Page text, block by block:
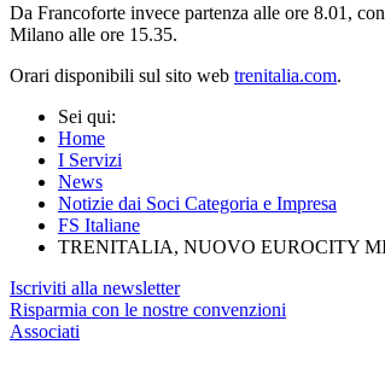
Da Francoforte invece partenza alle ore 8.01,
Milano alle ore 15.35.
Orari disponibili sul sito web trenitalia.com.
Sei qui:
Home
I Servizi
News
Notizie dai Soci Categoria e Impresa
FS Italiane
TRENITALIA, NUOVO EUROCITY
Iscriviti alla newsletter
Risparmia con le nostre convenzioni
Associati